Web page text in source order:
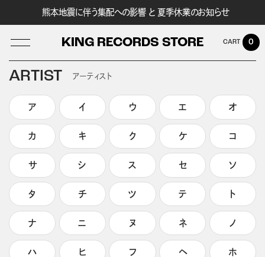
熊本地震に伴う集配への影響 と 夏季休業のお知らせ
KING RECORDS STORE
LOG IN
0
ARTIST アーティスト
ア イ ウ エ オ
カ キ ク ケ コ
サ シ ス セ ソ
タ チ ツ テ ト
ナ ニ ヌ ネ ノ
ハ ヒ フ ヘ ホ